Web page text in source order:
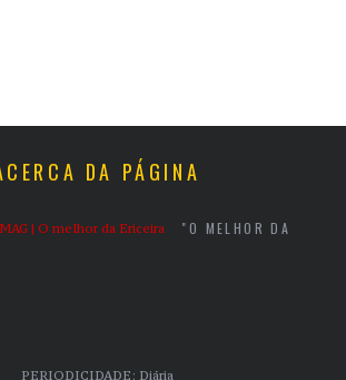
DA PÁGINA
"O MELHOR DA
PERIODICIDADE: Diária